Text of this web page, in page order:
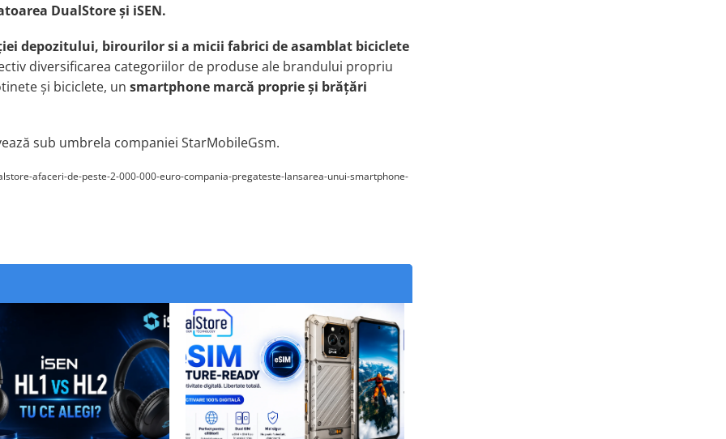
DualStore și iSEN.
depozitului, birourilor si a micii fabrici de asamblat biciclete
diversificarea categoriilor de produse ale brandului propriu
și biciclete, un smartphone marcă proprieși brățări
sub umbrela companiei StarMobileGsm.
afaceri-de-peste-2-000-000-euro-compania-pregateste-lansarea-unui-smartphone-